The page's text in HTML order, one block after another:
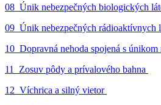
08_Únik nebezpečných biologických
09_Únik nebezpečných rádioaktívnych
10_Dopravná nehoda spojená s
11_Zosuv pôdy a prívalového bahna
12_Víchrica a silný vietor